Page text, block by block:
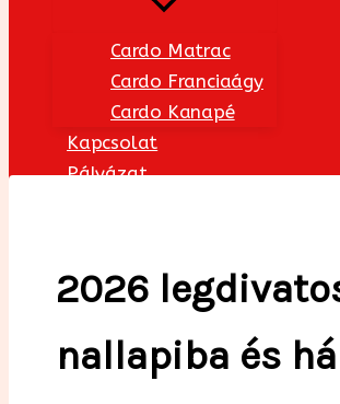
Cardo Matrac
Cardo Franciaágy
Cardo Kanapé
Kapcsolat
Pályázat
2026
nallapiba és